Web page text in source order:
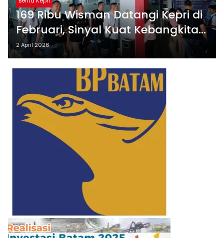
169 Ribu Wisman Datangi Kepri di
Februari, Sinyal Kuat Kebangkitan
Pariwisata
2 April 2026